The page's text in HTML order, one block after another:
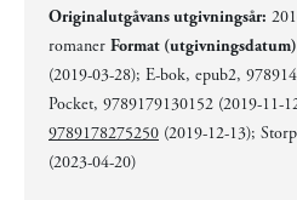
Originalutgåvans utgivningsår:
romaner Format
(2019-03-28); E-bok, epub2,
Pocket, 9789179130152 (2019-11-
9789178275250 (2019-12-13);
(2023-04-20)